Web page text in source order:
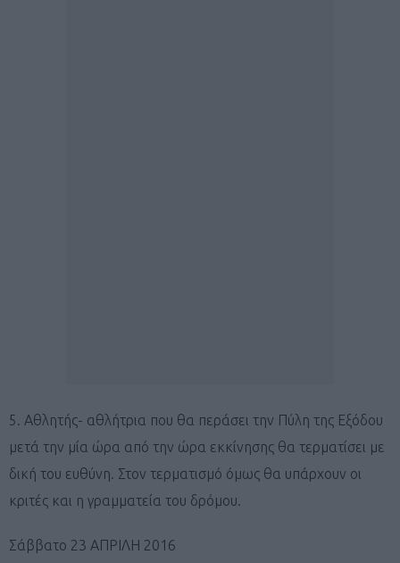
5. Αθλητής- αθλήτρια που θα περάσει την Πύλη της Εξόδου
μετά την μία ώρα από την ώρα εκκίνησης θα τερματίσει με
δική του ευθύνη. Στον τερματισμό όμως θα υπάρχουν οι
κριτές και η γραμματεία του δρόμου.
Σάββατο 23 ΑΠΡΙΛΗ 2016